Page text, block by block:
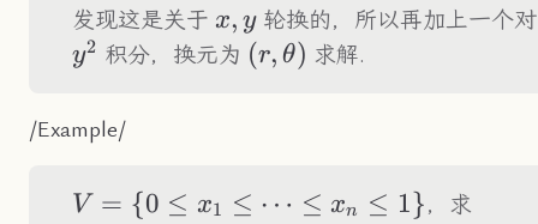
发现这是关于 x,y
x, y轮换的，所以再加上一个对
y2 积分，换元为 (r,\theta)
(r, θ) 求解.
/Example/
V=\{0\leq
V = {0 ≤ x1 ≤ ⋯ ≤ xn ≤ 1}，求